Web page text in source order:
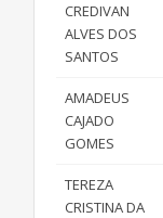
CREDIVAN
ALVES DOS
SANTOS
AMADEUS
CAJADO
GOMES
TEREZA
CRISTINA DA